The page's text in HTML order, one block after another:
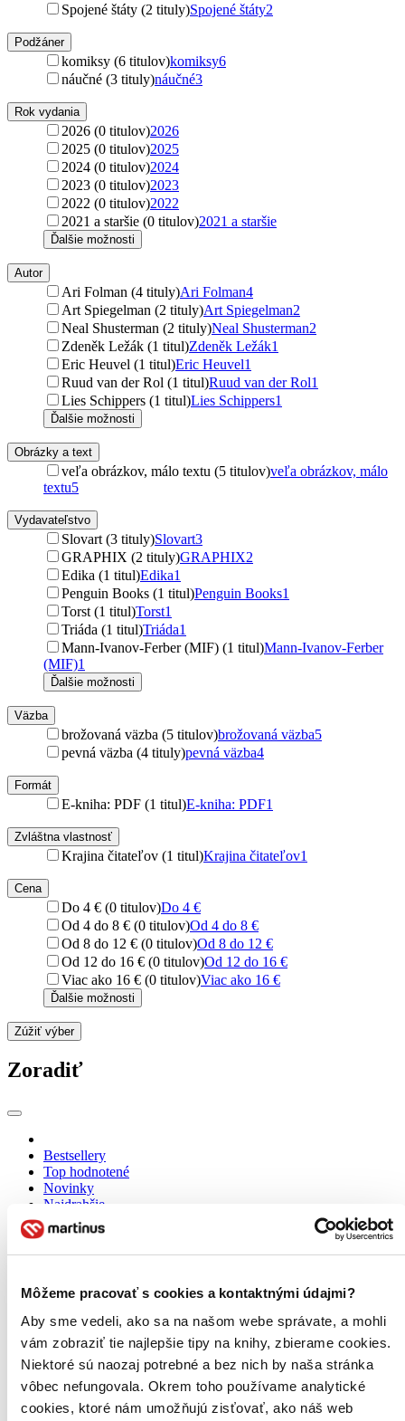
Môžeme pracovať s cookies a kontaktnými údajmi?
Aby sme vedeli, ako sa na našom webe správate, a mohli
vám zobraziť tie najlepšie tipy na knihy, zbierame cookies.
Niektoré sú naozaj potrebné a bez nich by naša stránka
vôbec nefungovala. Okrem toho používame analytické
cookies, ktoré nám umožňujú zisťovať, ako náš web
Spojené štáty (2 tituly)Spojené štáty2
Podžáner
komiksy (6 titulov)komiksy6
náučné (3 tituly)náučné3
Rok vydania
2026 (0 titulov)2026
2025 (0 titulov)2025
2024 (0 titulov)2024
2023 (0 titulov)2023
2022 (0 titulov)2022
2021 a staršie (0 titulov)2021 a staršie
Ďalšie možnosti
Autor
Ari Folman (4 tituly)Ari Folman4
Art Spiegelman (2 tituly)Art Spiegelman2
Neal Shusterman (2 tituly)Neal Shusterman2
Zdeněk Ležák (1 titul)Zdeněk Ležák1
Eric Heuvel (1 titul)Eric Heuvel1
Ruud van der Rol (1 titul)Ruud van der Rol1
Lies Schippers (1 titul)Lies Schippers1
Ďalšie možnosti
Obrázky a text
veľa obrázkov, málo textu (5 titulov)veľa obrázkov, málo
textu5
Vydavateľstvo
Slovart (3 tituly)Slovart3
GRAPHIX (2 tituly)GRAPHIX2
Edika (1 titul)Edika1
Penguin Books (1 titul)Penguin Books1
Torst (1 titul)Torst1
Triáda (1 titul)Triáda1
Mann-Ivanov-Ferber (MIF) (1 titul)Mann-Ivanov-Ferber
(MIF)1
Ďalšie možnosti
Väzba
brožovaná väzba (5 titulov)brožovaná väzba5
pevná väzba (4 tituly)pevná väzba4
Formát
E-kniha: PDF (1 titul)E-kniha: PDF1
Zvláštna vlastnosť
Krajina čitateľov (1 titul)Krajina čitateľov1
Cena
Do 4 € (0 titulov)Do 4 €
Od 4 do 8 € (0 titulov)Od 4 do 8 €
Od 8 do 12 € (0 titulov)Od 8 do 12 €
Od 12 do 16 € (0 titulov)Od 12 do 16 €
Viac ako 16 € (0 titulov)Viac ako 16 €
Ďalšie možnosti
Zúžiť výber
Zoradiť
Bestsellery
Top hodnotené
Novinky
Najdrahšie
Najlacnejšie
Najvyššia zľava
Použité filtre
Zrušiť filtre
Na tému holokaust